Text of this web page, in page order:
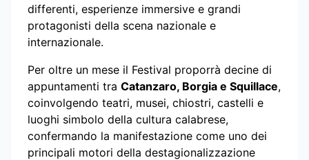
differenti, esperienze immersive e grandi
protagonisti della scena nazionale e
internazionale.
Per oltre un mese il Festival proporrà decine di
appuntamenti tra Catanzaro, Borgia e Squillace,
coinvolgendo teatri, musei, chiostri, castelli e
luoghi simbolo della cultura calabrese,
confermando la manifestazione come uno dei
principali motori della destagionalizzazione